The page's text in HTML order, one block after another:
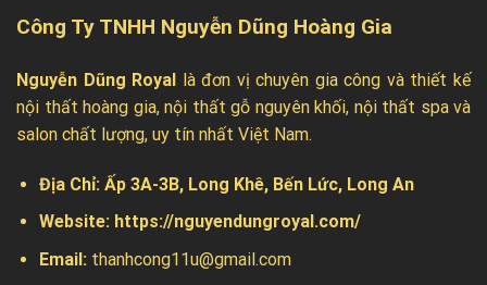
Công Ty TNHH Nguyễn Dũng Hoàng Gia
Nguyễn Dũng Royal là đơn vị chuyên gia công và thiết kế
nội thất hoàng gia, nội thất gỗ nguyên khối, nội thất spa và
salon chất lượng, uy tín nhất Việt Nam.
Địa Chỉ: Ấp 3A-3B, Long Khê, Bến Lức, Long An
Website: https://nguyendungroyal.com/
Email: thanhcong11u@gmail.com